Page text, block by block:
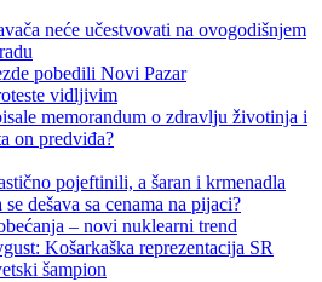
neće učestvovati na ovogodišnjem
pobedili Novi Pazar
vidljivim
memorandum o zdravlju životinja i
on predviđa?
pojeftinili, a šaran i krmenadla
dešava sa cenama na pijaci?
– novi nuklearni trend
Košarkaška reprezentacija SR
šampion